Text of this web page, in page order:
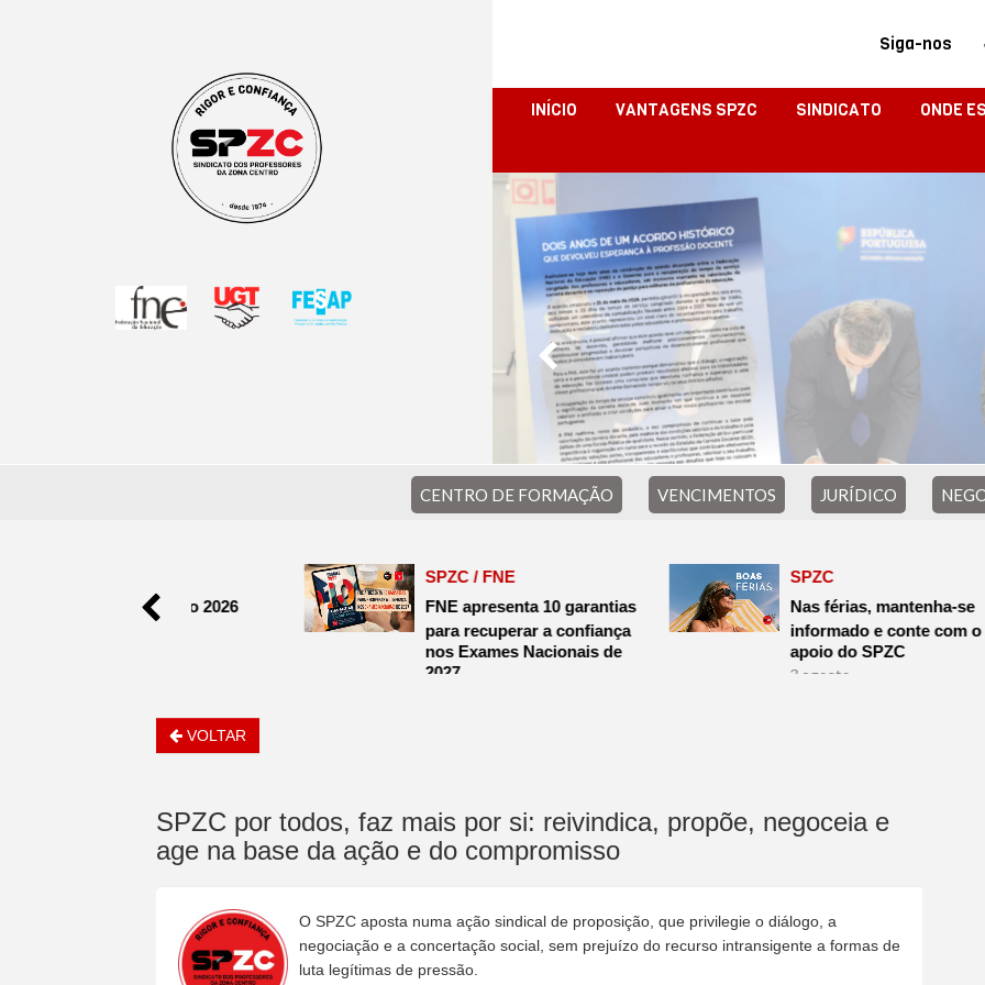
Siga-nos
INÍCIO VANTAGENS SPZC SINDICATO ONDE
CENTRO DE FORMAÇÃO VENCIMENTOS JURÍDICO
SPZC / FNE
FNE apresenta 10 garantias
para recuperar a confiança
nos Exames Nacionais de
SPZC
Nas férias, mantenha-se
informado e conte com o
apoio do SPZC
VOLTAR
SPZC por todos, faz mais por si: reivindica, propõe, negoceia e
age na base da ação e do compromisso
O SPZC aposta numa ação sindical de proposição, que privilegie o diálogo, a
negociação e a concertação social, sem prejuízo do recurso intransigente a formas de
luta legítimas de pressão.